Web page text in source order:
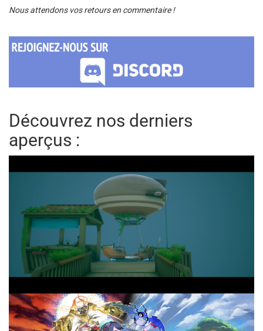
Nous attendons vos retours en commentaire !
Découvrez nos derniers
aperçus :